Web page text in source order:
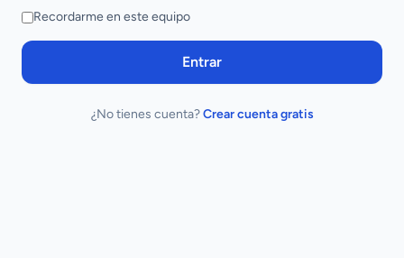
Recordarme en este equipo
Entrar
¿No tienes cuenta?Crear cuenta gratis